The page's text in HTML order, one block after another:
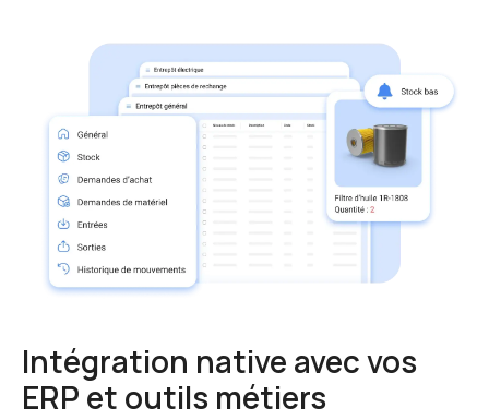
Intégration native avec vos
ERP et outils métiers